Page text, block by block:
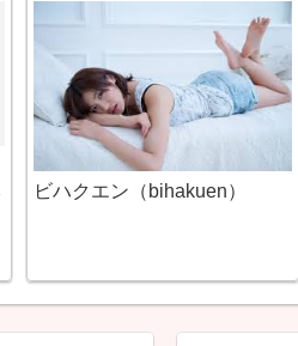
ビハクエン（bihakuen）